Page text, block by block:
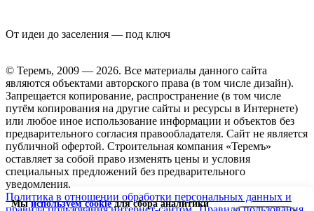
Мыиспользуем cookieдля сбора аналитики
От идеи до заселения — под ключ
© Теремъ, 2009 — 2026. Все материалы данного сайта
являются объектами авторского права (в том числе дизайн).
Запрещается копирование, распространение (в том числе
путём копирования на другие сайты и ресурсы в Интернете)
или любое иное использование информации и объектов без
предварительного согласия правообладателя. Cайт не является
публичной офертой. Строительная компания «Теремъ»
оставляет за собой право изменять цены и условия
специальных предложений без предварительного
уведомления.
Политика в отношении обработки персональных данных и